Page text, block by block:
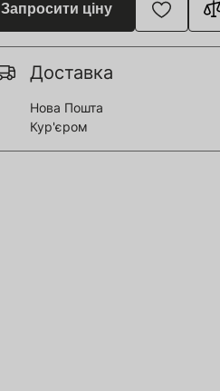
Запросити ціну
Доставка
Нова Пошта
Кур'єром